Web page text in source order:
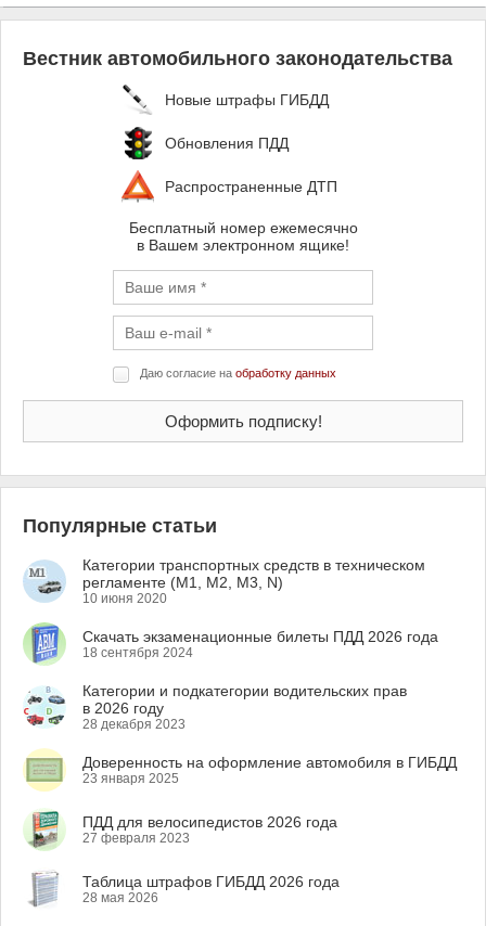
Вестник автомобильного законодательства
Новые штрафы ГИБДД
Обновления ПДД
Распространенные ДТП
Бесплатный номер ежемесячно
в Вашем электронном ящике!
Даю согласие на обработку данных
Популярные статьи
Категории транспортных средств в техническом
регламенте (M1, M2, M3, N)
10 июня 2020
Скачать экзаменационные билеты ПДД 2026 года
18 сентября 2024
Категории и подкатегории водительских прав
в 2026 году
28 декабря 2023
Доверенность на оформление автомобиля в ГИБДД
23 января 2025
ПДД для велосипедистов 2026 года
27 февраля 2023
Таблица штрафов ГИБДД 2026 года
28 мая 2026